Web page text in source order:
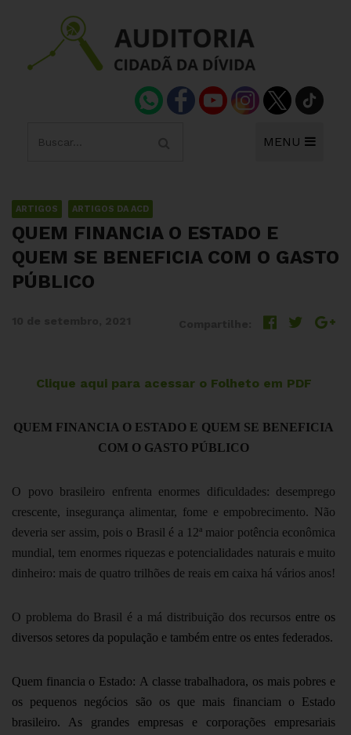
MENU
ARTIGOS ARTIGOS DA ACD
QUEM FINANCIA O ESTADO E
QUEM SE BENEFICIA COM O GASTO
PÚBLICO
Clique aqui para acessar o Folheto em PDF
QUEM FINANCIA O ESTADO E QUEM SE BENEFICIA
COM O GASTO PÚBLICO
O povo brasileiro enfrenta enormes dificuldades: desemprego
crescente, insegurança alimentar, fome e empobrecimento. Não
deveria ser assim, pois o Brasil é a 12ª maior potência econômica
mundial, tem enormes riquezas e potencialidades naturais e muito
dinheiro: mais de quatro trilhões de reais em caixa há vários anos!
O problema do Brasil é a má distribuição dos recursos entre os
diversos setores da população e também entre os entes federados.
Quem financia o Estado: A classe trabalhadora, os mais pobres e
os pequenos negócios são os que mais financiam o Estado
brasileiro. As grandes empresas e corporações empresariais